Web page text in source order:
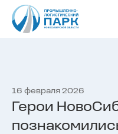
На главную
страницу
16 февраля 2026
Герои